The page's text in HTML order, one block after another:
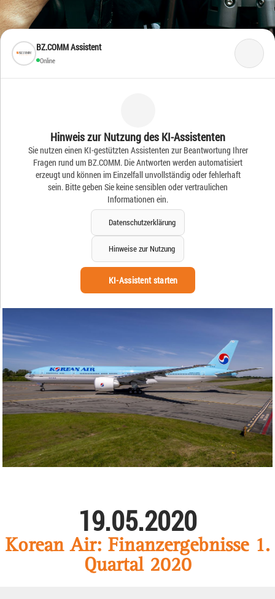
BZ.COMM Assistent
Online
Hinweis zur Nutzung des KI-Assistenten
Sie nutzen einen KI-gestützten Assistenten zur Beantwortung Ihrer
Fragen rund um BZ.COMM. Die Antworten werden automatisiert
erzeugt und können im Einzelfall unvollständig oder fehlerhaft
sein. Bitte geben Sie keine sensiblen oder vertraulichen
Informationen ein.
Datenschutzerklärung
Hinweise zur Nutzung
KI-Assistent starten
Frische Ideen – Frische
News
19.05.2020
Korean Air: Finanzergebnisse 1.
Quartal 2020